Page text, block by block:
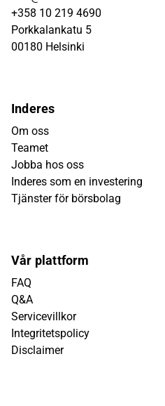
+358 10 219 4690
Porkkalankatu 5
00180 Helsinki
Inderes
Om oss
Teamet
Jobba hos oss
Inderes som en investering
Tjänster för börsbolag
Vår plattform
FAQ
Q&A
Servicevillkor
Integritetspolicy
Disclaimer